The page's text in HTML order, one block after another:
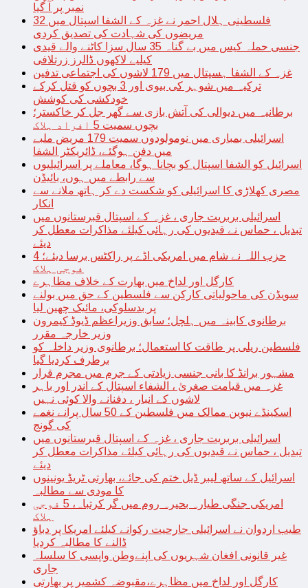
نمبر پر آ گیا
فلسطینی ہلال احمر نے غزہ کے الشفا اسپتال میں 32
مریضوں کی شہادت کی تصدیق کردی
جنسی حملہ کیس میں بے گناہ 35 سال سزا کاٹنے والے قیدی
کیلیے لاکھوں ڈالرز زرتلافی
غزہ کے الشفا ہسپتال میں 179 لاشوں کی اجتماعی تدفین
ترکیہ میں شوہر کی بیوی اور 3 بچوں کو قتل کرکے
خودکشی کی کوشش
برطانیہ میں دیوالی کی آتش بازی سے گھر جل کر خاکستر؛
بچوں سمیت 5 افراد ہلاک
اسرائیلی بمباری میں نومولودوں سمیت 179 مریض ملبے
میں دفن ہوگئے، ڈائریکٹر الشفا
اسرائیل کو الشفا اسپتال کو بچانا ہوگا، معاملے پر اسرائیلیوں
سے رابطے میں ہوں، بائیڈن
مصری کھلاڑی کا اسرائیلی کو شکست دے کر ہاتھ ملانے سے
انکار
اسرائیلی بربریت جاری ، غزہ کے اسپتال قبرستانوں میں
تبدیل ، حماس نے قیدیوں کی رہائی کیلئے مذاکرات معطل کر
دیئے
حزب اللہ نے شام میں امریکی اڈے پر راکٹس برسا دیئے؛ 4
فوجی ہلاک
کارگل اور لداخ میں بھارت کے خلاف مظاہرے
سویڈن کی ماحولیاتی کارکن سے فلسطین کے حق میں بولنے
پر بدسلوکی، مائیک چھین لیا
برطانوی کابینہ میں ہلچل؛ سابق وزیراعظم ڈیوڈ کیمرون
وزیر خارجہ مقرر
فلسطین ریلی پر طاقت کا استعمال؛ برطانوی وزیر داخلہ کو
برطرف کردیا گیا
مشہور برانڈ کا بانی جنسی زیادتی کے جرم میں مجرم قرار
غزہ میں قیامت صغریٰ ، الشفاء اسپتال کے اندر اور باہر
لاشوں کے انبار ، دفنانے والا کوئی نہیں
اسکینڈے نیوین ممالک میں فلسطین کے 50 سال پرانے نغمے
کی گونج
اسرائیلی بربریت جاری ، غزہ کے اسپتال قبرستانوں میں
تبدیل ، حماس نے قیدیوں کی رہائی کیلئے مذاکرات معطل کر
دیئے
اسرائیل کے ساتھ لیبر ڈیل ختم کی جائے، بھارتی ٹریڈ یونینوں
کا مودی سے مطالبہ
امریکی جنگی طیارہ بحیرہ روم میں گر کرتباہ، 5 فوجی
ہلاک
طیب اردوان نے اسرائیلی جارحیت رکوانے کیلئے امریکا پر دباؤ
ڈالنے کا مطالبہ کردیا
غیر قانونی افغان شہریوں کی اپنےوطن واپسی کا سلسلہ
جاری
کارگل اور لداخ میں مظاہرے،مقبوضہ کشمیر پر بھارتی